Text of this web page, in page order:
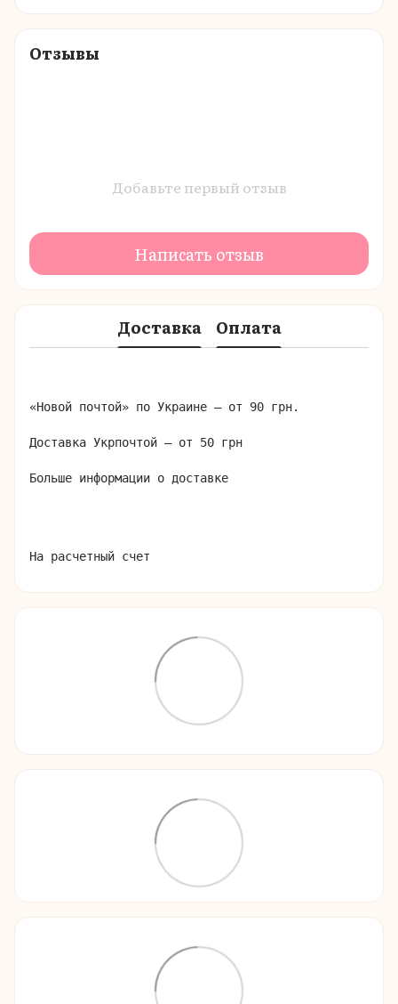
Отзывы
Добавьте первый отзыв
Написать отзыв
Доставка Оплата
«Новой почтой» по Украине – от 90 грн.
Доставка Укрпочтой – от 50 грн
Больше информации о доставке
На расчетный счет